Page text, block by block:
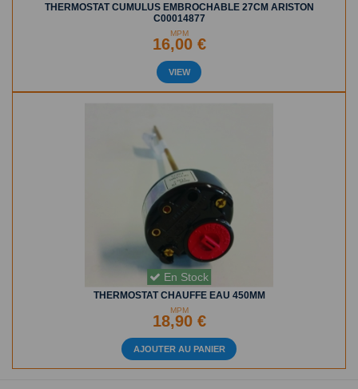
THERMOSTAT CUMULUS EMBROCHABLE 27CM ARISTON
C00014877
MPM
16,00 €
VIEW
En Stock
THERMOSTAT CHAUFFE EAU 450MM
MPM
18,90 €
AJOUTER AU PANIER